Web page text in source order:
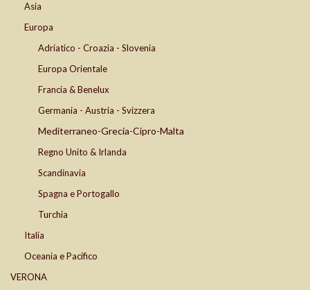
Asia
Europa
Adriatico - Croazia - Slovenia
Europa Orientale
Francia & Benelux
Germania - Austria - Svizzera
Mediterraneo-Grecia-Cipro-Malta
Regno Unito & Irlanda
Scandinavia
Spagna e Portogallo
Turchia
Italia
Oceania e Pacifico
VERONA